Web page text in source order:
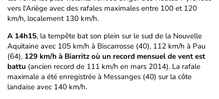
vers l'Ariège avec des rafales maximales entre 100 et 120
km/h, localement 130 km/h.
A 14h15, la tempête bat son plein sur le sud de la Nouvelle
Aquitaine avec 105 km/h à Biscarrosse (40), 112 km/h à Pau
(64), 129 km/h à Biarritz où un record mensuel de vent est
battu (ancien record de 111 km/h en mars 2014). La rafale
maximale a été enregistrée à Messanges (40) sur la côte
landaise avec 140 km/h.